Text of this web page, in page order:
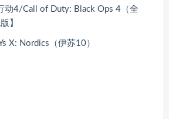
动4/Call of Duty: Black Ops 4（全
】